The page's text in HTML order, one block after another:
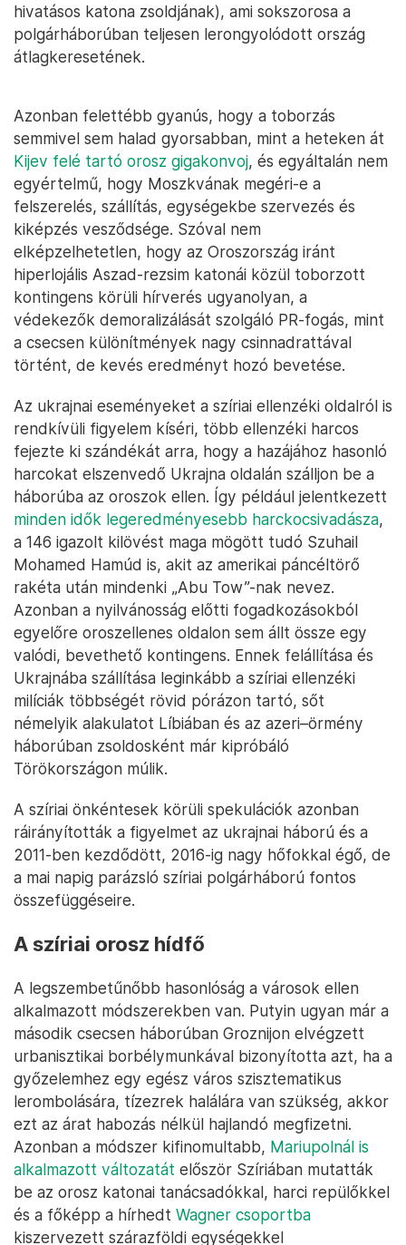
hivatásos katona zsoldjának), ami sokszorosa a
polgárháborúban teljesen lerongyolódott ország
átlagkeresetének.
Azonban felettébb gyanús, hogy a toborzás
semmivel sem halad gyorsabban, mint a heteken át
Kijev felé tartó orosz gigakonvoj, és egyáltalán nem
egyértelmű, hogy Moszkvának megéri-e a
felszerelés, szállítás, egységekbe szervezés és
kiképzés vesződsége. Szóval nem
elképzelhetetlen, hogy az Oroszország iránt
hiperlojális Aszad-rezsim katonái közül toborzott
kontingens körüli hírverés ugyanolyan, a
védekezők demoralizálását szolgáló PR-fogás, mint
a csecsen különítmények nagy csinnadrattával
történt, de kevés eredményt hozó bevetése.
Az ukrajnai eseményeket a szíriai ellenzéki oldalról is
rendkívüli figyelem kíséri, több ellenzéki harcos
fejezte ki szándékát arra, hogy a hazájához hasonló
harcokat elszenvedő Ukrajna oldalán szálljon be a
háborúba az oroszok ellen. Így például jelentkezett
minden idők legeredményesebb harckocsivadásza,
a 146 igazolt kilövést maga mögött tudó Szuhail
Mohamed Hamúd is, akit az amerikai páncéltörő
rakéta után mindenki „Abu Tow”-nak nevez.
Azonban a nyilvánosság előtti fogadkozásokból
egyelőre oroszellenes oldalon sem állt össze egy
valódi, bevethető kontingens. Ennek felállítása és
Ukrajnába szállítása leginkább a szíriai ellenzéki
milíciák többségét rövid pórázon tartó, sőt
némelyik alakulatot Líbiában és az azeri–örmény
háborúban zsoldosként már kipróbáló
Törökországon múlik.
A szíriai önkéntesek körüli spekulációk azonban
ráirányították a figyelmet az ukrajnai háború és a
2011-ben kezdődött, 2016-ig nagy hőfokkal égő, de
a mai napig parázsló szíriai polgárháború fontos
összefüggéseire.
A szíriai orosz hídfő
A legszembetűnőbb hasonlóság a városok ellen
alkalmazott módszerekben van. Putyin ugyan már a
második csecsen háborúban Groznijon elvégzett
urbanisztikai borbélymunkával bizonyította azt, ha a
győzelemhez egy egész város szisztematikus
lerombolására, tízezrek halálára van szükség, akkor
ezt az árat habozás nélkül hajlandó megfizetni.
Azonban a módszer kifinomultabb, Mariupolnál is
alkalmazott változatát először Szíriában mutatták
be az orosz katonai tanácsadókkal, harci repülőkkel
és a főképp a hírhedt Wagner csoportba
kiszervezett szárazföldi egységekkel